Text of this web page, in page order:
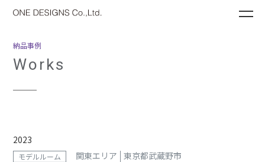
納品事例
Works
2023
モデルルーム 関東エリア 東京都武蔵野市